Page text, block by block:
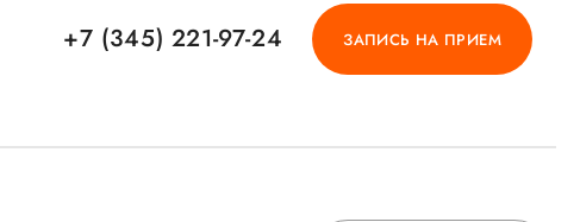
+7 (345) 221-97-24 ЗАПИСЬ НА ПРИЕМ